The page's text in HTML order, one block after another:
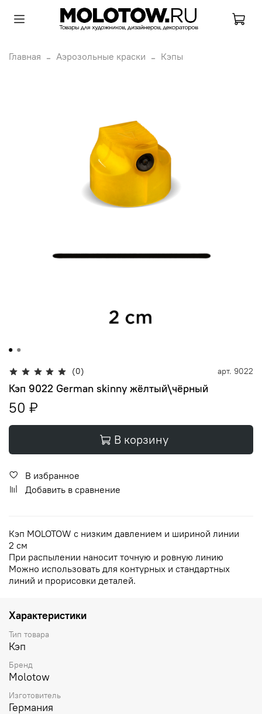
Главная Аэрозольные краски Кэпы
(0) арт. 9022
Кэп 9022 German skinny жёлтый\чёрный
50 ₽
В корзину
В избранное
Добавить в сравнение
Кэп MOLOTOW с низким давлением и шириной линии
2 см
При распылении наносит точную и ровную линию
Можно использовать для контурных и стандартных
линий и прорисовки деталей.
Характеристики
Тип товара
Кэп
Бренд
Molotow
Изготовитель
Германия